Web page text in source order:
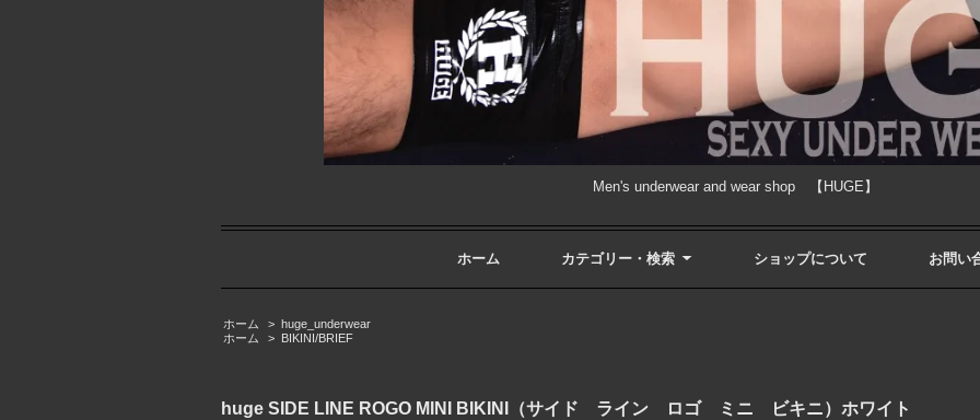
Men's underwear and wear shop 【HUGE】
ホーム カテゴリー・検索 ショップについて お問い
ホーム > huge_underwear
ホーム
> BIKINI/BRIEF
huge SIDE LINE ROGO MINI BIKINI（サイド ライン ロゴ ミニ ビキニ）ホワイト